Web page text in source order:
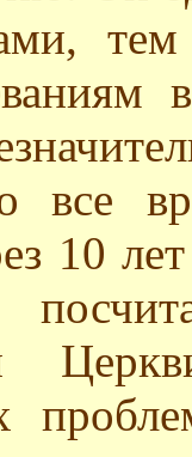
все
10 лет